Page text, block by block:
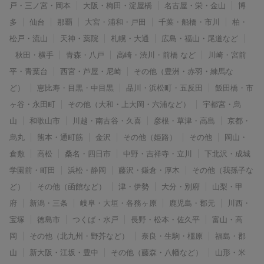
戸・三ノ宮・岡本
大阪・梅田・淀屋橋 名古屋・栄・金山
博
多
仙台 那覇 大宮・浦和・戸田 千葉・船橋・市川
柏・
松戸・流山
天神・薬院 札幌・大通
広島・福山・尾道など
秋田・横手
青森・八戸 高崎・渋川・前橋 など
川崎・宮前
平・青葉台
西宮・芦屋・尼崎
その他（豊洲・赤羽・練馬な
ど）
恵比寿・目黒・中目黒 品川・浜松町・五反田
飯田橋・市
ヶ谷・永田町
その他（大和・上大岡・六浦など）
宇都宮・烏
山
和歌山市 川越・南古谷・久喜 彦根・草津・高島
京都・
烏丸
熊本・通町筋 金沢 その他（姫路） その他
岡山・
倉敷
高松 桑名・四日市 中野・吉祥寺・立川
下北沢・成城
学園前・町田
浜松・静岡 藤沢・鎌倉・厚木
その他（我孫子な
ど）
その他（函館など） 津・伊勢 大分・別府
山梨・甲
府
新潟・三条 岐阜・大垣・各務ヶ原 鹿児島・郡元
川西・
宝塚
徳島市 つくば・水戸 長野・松本・佐久平
富山・高
岡
その他（北九州・野芥など） 奈良・生駒・橿原
福島・郡
山
新大阪・江坂・豊中 その他（藤森・八幡など）
山形・米